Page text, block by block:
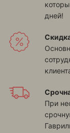
дней!
При